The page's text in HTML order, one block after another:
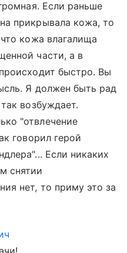
Если раньше
прикрывала кожа, то
кожа влагалища
части, а в
быстро. Вы
Я должен быть рад
возбуждает.
"отвлечение
говорил герой
Если никаких
снятии
нет, то приму это за